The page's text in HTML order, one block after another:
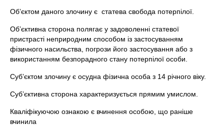
Об’єктом даного злочину є статева свобода потерпілої.
Об’єктивна сторона полягає у задоволенні статевої
пристрасті неприродним способом із застосуванням
фізичного насильства, погрози його застосування або з
використанням безпорадного стану потерпілої особи.
Суб’єктом злочину є осудна фізична особа з 14 річного віку.
Суб’єктивна сторона характеризується прямим умислом.
Кваліфікуючою ознакою є вчинення особою, що раніше
вчинила